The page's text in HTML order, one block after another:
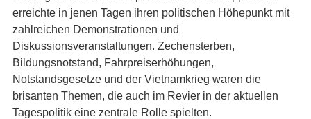
erreichte in jenen Tagen ihren politischen Höhepunkt mit
zahlreichen Demonstrationen und
Diskussionsveranstaltungen. Zechensterben,
Bildungsnotstand, Fahrpreiserhöhungen,
Notstandsgesetze und der Vietnamkrieg waren die
brisanten Themen, die auch im Revier in der aktuellen
Tagespolitik eine zentrale Rolle spielten.